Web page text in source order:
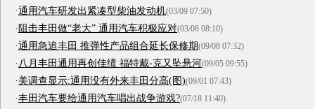
·通用汽车研发出紧凑型柴油发动机(03/09 07:50)
· 阻击丰田做“老大” 通用汽车积极应对(03/06 08:10)
·通用急追丰田 推弹性产品组合延长保修期(09/08 07:32)
· 八月丰田通用再创佳绩 福特戴-克又坠悬河(09/05 09:55)
·美调查显示:通用没有外来丰田分高(图)(09/01 07:43)
·丰田汽车要给通用汽车唱出战争游戏?(07/18 11:40)